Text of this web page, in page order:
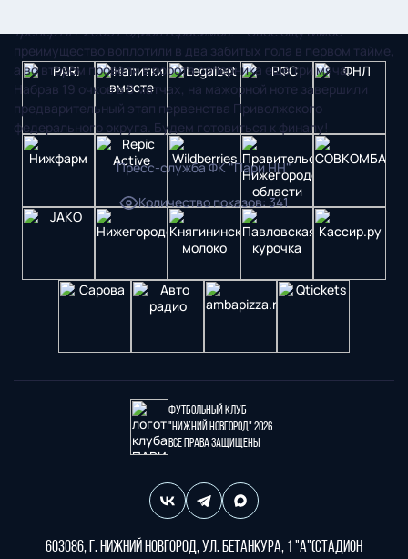
тренер НН-2005 Родион Герасимов. –Свое ощутимое
преимущество воплотили в два забитых гола в первом тайме,
а во втором провели в ворота соперника еще три мяча.
Набрав 19 очков в 8 матчах, на мажорной ноте завершили
предварительный этап первенства Приволжского
федерального округа. Будем готовиться к финалу!
Пресс-служба ФК "Пари НН"
Количество показов:341
Футбольный клуб
"Нижний Новгород" 2026
Все права защищены
603086, г. Нижний Новгород, ул. Бетанкура, 1 "А"(стадион